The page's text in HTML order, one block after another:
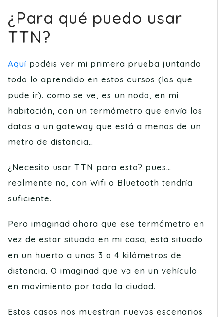
¿Para qué puedo usar
TTN?
Aquí podéis ver mi primera prueba juntando
todo lo aprendido en estos cursos (los que
pude ir). como se ve, es un nodo, en mi
habitación, con un termómetro que envía los
datos a un gateway que está a menos de un
metro de distancia…
¿Necesito usar TTN para esto? pues…
realmente no, con Wifi o Bluetooth tendría
suficiente.
Pero imaginad ahora que ese termómetro en
vez de estar situado en mi casa, está situado
en un huerto a unos 3 o 4 kilómetros de
distancia. O imaginad que va en un vehículo
en movimiento por toda la ciudad.
Estos casos nos muestran nuevos escenarios